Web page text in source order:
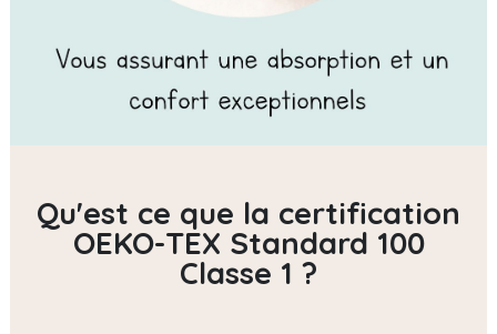
Qu'est ce que la certification
OEKO-TEX Standard 100
Classe 1 ?